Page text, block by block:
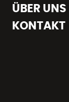
ÜBER UNS
KONTAKT